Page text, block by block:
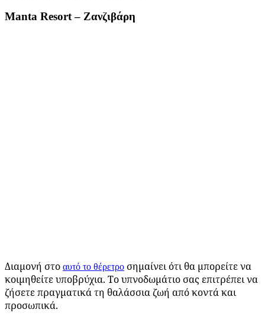
Manta Resort – Ζανζιβάρη
Διαμονή στο αυτό το θέρετρο σημαίνει ότι θα μπορείτε να
κοιμηθείτε υποβρύχια. Το υπνοδωμάτιο σας επιτρέπει να
ζήσετε πραγματικά τη θαλάσσια ζωή από κοντά και
προσωπικά.